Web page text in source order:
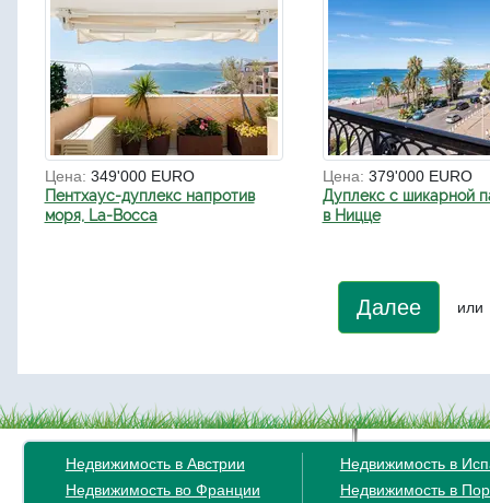
Цена: 349'000 EURO
Пентхаус-дуплекс напротив
моря, La-Bocca
Цена: 379'000 EURO
Дуплекс с шикарной
в Ницце
Далее или
Недвижимость в Австрии
Недвижимость во Франции
Недвижимость в
Недвижимость в